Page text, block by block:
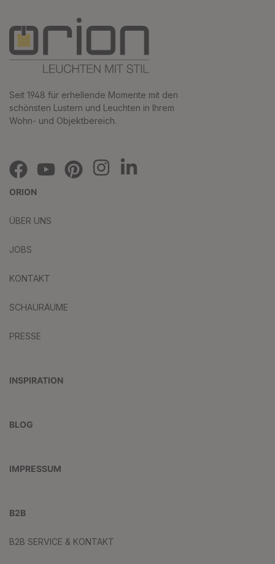
Seit 1948 für erhellende Momente mit den
schönsten Lustern und Leuchten in Ihrem
Wohn- und Objektbereich.
ORION
ÜBER UNS
JOBS
KONTAKT
SCHAURÄUME
PRESSE
INSPIRATION
BLOG
IMPRESSUM
B2B
B2B SERVICE & KONTAKT